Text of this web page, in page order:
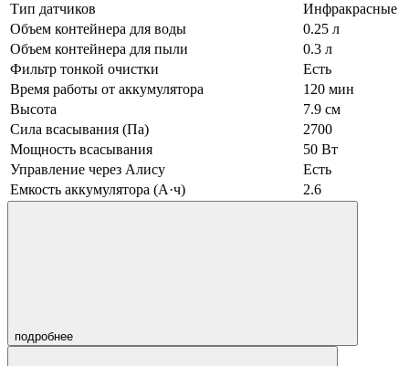
Тип датчиков
Инфракрасные
Объем контейнера для воды
0.25 л
Объем контейнера для пыли
0.3 л
Фильтр тонкой очистки
Есть
Время работы от аккумулятора
120 мин
Высота
7.9 см
Сила всасывания (Па)
2700
Мощность всасывания
50 Вт
Управление через Алису
Есть
Емкость аккумулятора (А·ч)
2.6
подробнее